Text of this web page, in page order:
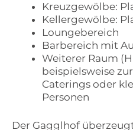
Kreuzgewölbe:
Kellergewölbe:
Loungebereich
Barbereich mit
Weiterer Raum
beispielsweise
Caterings oder
Personen
Der Gagglhof